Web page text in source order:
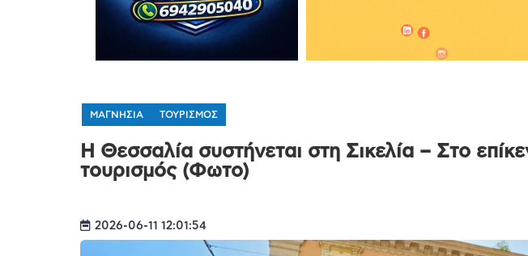
ΜΑΓΝΗΣΙΑ ΤΟΥΡΙΣΜΟΣ
Η Θεσσαλία συστήνεται στη Σικελία – Στο
τουρισμός (Φωτο)
2026-06-11 12:01:54